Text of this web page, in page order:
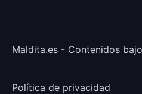
Maldita.es - Contenidos
Política de privacidad